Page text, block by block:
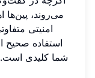
می‌روند،
امنیتی
استفاده صحیح
شما کلیدی است.